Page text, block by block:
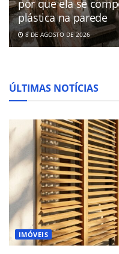
por que ela se
plástica na parede
8 DE AGOSTO DE 2026
ÚLTIMAS NOTÍCIAS
IMÓVEIS